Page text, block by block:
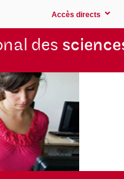
Accès directs
des